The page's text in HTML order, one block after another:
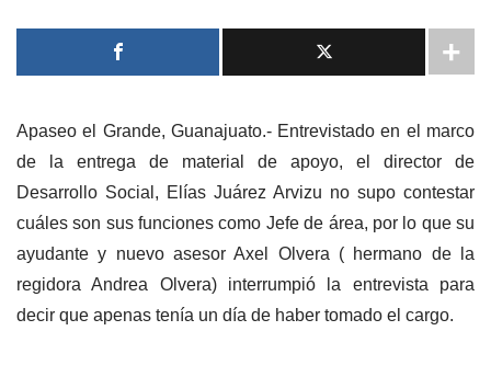
Apaseo el Grande, Guanajuato.- Entrevistado en el marco
de la entrega de material de apoyo, el director de
Desarrollo Social, Elías Juárez Arvizu no supo contestar
cuáles son sus funciones como Jefe de área, por lo que su
ayudante y nuevo asesor Axel Olvera ( hermano de la
regidora Andrea Olvera) interrumpió la entrevista para
decir que apenas tenía un día de haber tomado el cargo.